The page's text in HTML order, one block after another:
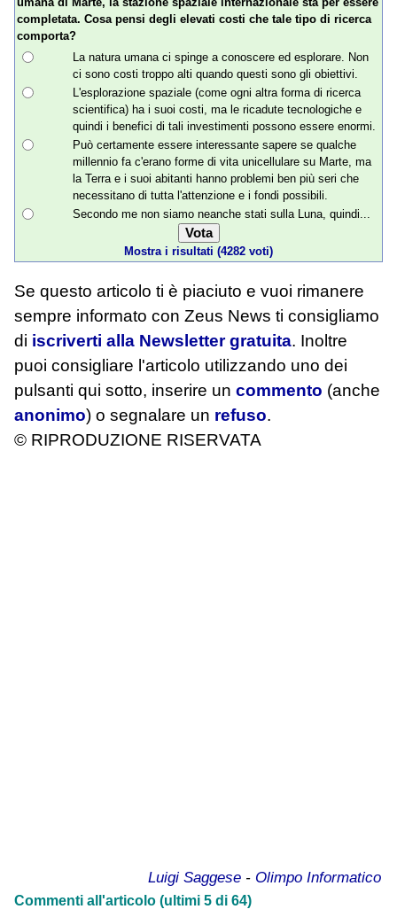
completata. Cosa pensi degli elevati costi che tale tipo di ricerca
comporta?
La natura umana ci spinge a conoscere ed esplorare. Non
ci sono costi troppo alti quando questi sono gli obiettivi.
L'esplorazione spaziale (come ogni altra forma di ricerca
scientifica) ha i suoi costi, ma le ricadute tecnologiche e
quindi i benefici di tali investimenti possono essere enormi.
Può certamente essere interessante sapere se qualche
millennio fa c'erano forme di vita unicellulare su Marte, ma
la Terra e i suoi abitanti hanno problemi ben più seri che
necessitano di tutta l'attenzione e i fondi possibili.
Secondo me non siamo neanche stati sulla Luna, quindi...
Mostra i risultati (4282 voti)
Se questo articolo ti è piaciuto e vuoi rimanere
sempre informato con Zeus News ti consigliamo
di iscriverti alla Newsletter gratuita. Inoltre
puoi consigliare l'articolo utilizzando uno dei
pulsanti qui sotto, inserire un commento (anche
anonimo) o segnalare un refuso.
© RIPRODUZIONE RISERVATA
Luigi Saggese - Olimpo Informatico
Commenti all'articolo (ultimi 5 di 64)